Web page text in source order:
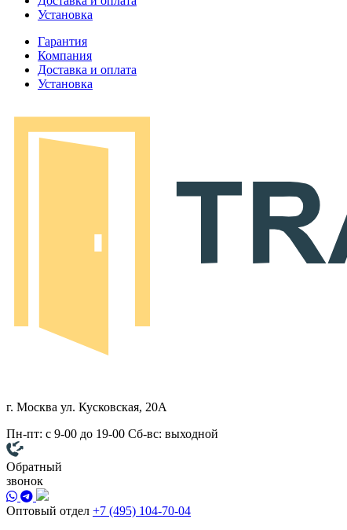
Установка
Гарантия
Компания
Доставка и оплата
Установка
г. Москва ул. Кусковская, 20А
Пн-пт: с 9-00 до 19-00 Сб-вс: выходной
Обратный
звонок
Оптовый отдел +7 (495) 104-70-04